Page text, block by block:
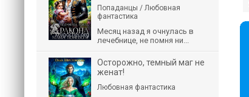
Попаданцы / Любовная
фантастика
Месяц назад я очнулась в
лечебнице, не помня ни...
Осторожно, темный маг не
женат!
Любовная фантастика